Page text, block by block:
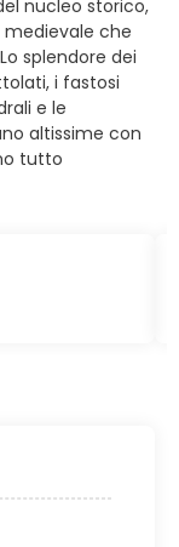
nucleo storico,
che
splendore dei
i fastosi
e le
altissime con
tutto